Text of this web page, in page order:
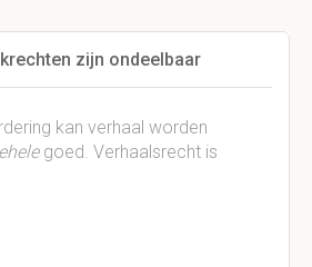
zijn ondeelbaar
kan verhaal worden
goed. Verhaalsrecht is